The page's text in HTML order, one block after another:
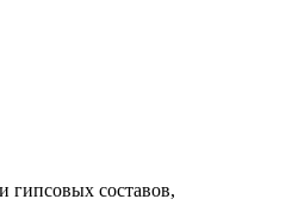
гипсовых составов,